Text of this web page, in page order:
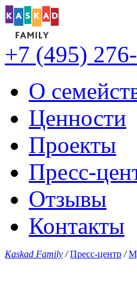
+7 (495)
О
Ценности
Проекты
Пресс-
Отзывы
Контакты
Kaskad Family / Пресс-центр /